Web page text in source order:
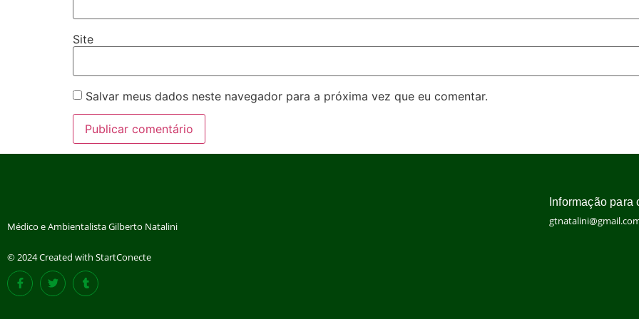
Site
Salvar meus dados neste navegador para a próxima vez que eu comentar.
Médico e Ambientalista Gilberto Natalini
© 2024 Created with StartConecte
Informação para